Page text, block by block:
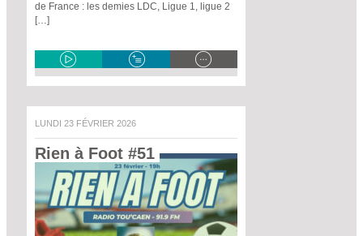
de France : les demies LDC, Ligue 1, ligue 2
[…]
LUNDI 23 FÉVRIER 2026
Rien à Foot #51